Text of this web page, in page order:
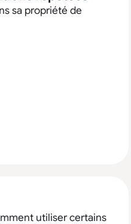
sa propriété de
utiliser certains